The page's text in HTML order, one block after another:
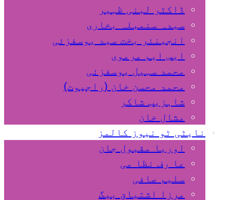
ڈاکٹر لبنی ظہیر
سیدہ سنمبلہ بخاری
انجینئر بخت سید یوسفزئی
ایس ایم مرموی
محمد سہیل یوسفزئی
محمد محسن خان (راجپوت)
شاہزیب شاکر
مشال خان
نایٹی ٹو نیوز کالمز
اوریا مقبول جان
عا رف نظا می
سلیم صافی
مرزا اشتیاق بیگ